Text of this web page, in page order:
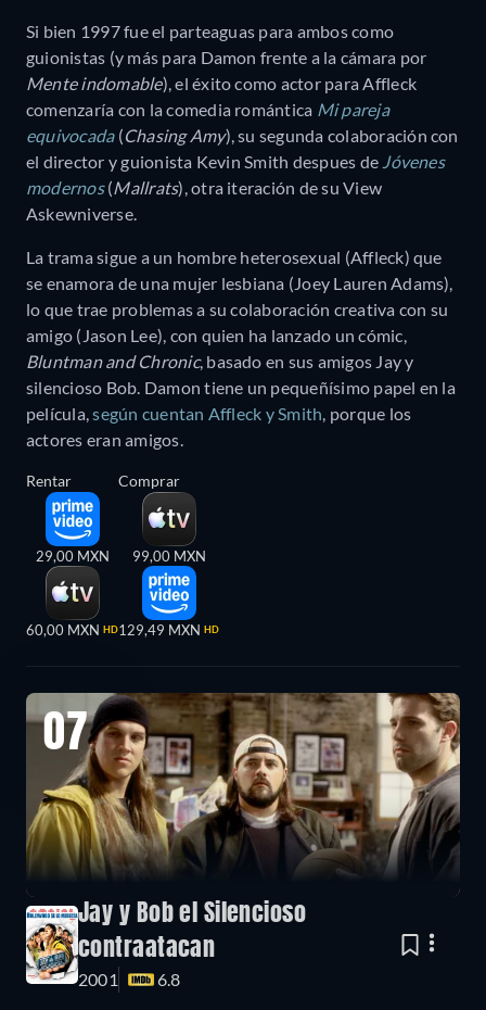
Si bien 1997 fue el parteaguas para ambos como
guionistas (y más para Damon frente a la cámara por
Mente indomable), el éxito como actor para Affleck
comenzaría con la comedia romántica Mi pareja
equivocada(Chasing Amy), su segunda colaboración con
el director y guionista Kevin Smith despues de Jóvenes
modernos(Mallrats), otra iteración de su View
Askewniverse.
La trama sigue a un hombre heterosexual (Affleck) que
se enamora de una mujer lesbiana (Joey Lauren Adams),
lo que trae problemas a su colaboración creativa con su
amigo (Jason Lee), con quien ha lanzado un cómic,
Bluntman and Chronic, basado en sus amigos Jay y
silencioso Bob. Damon tiene un pequeñísimo papel en la
película,según cuentan Affleck y Smith, porque los
actores eran amigos.
Rentar
29,00 MXN
60,00 MXN HD
Comprar
99,00 MXN
129,49 MXN HD
07
Jay y Bob el Silencioso
contraatacan
2001 6.8